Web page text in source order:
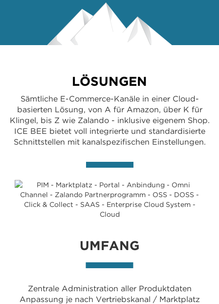
LÖSUNGEN
Sämtliche E-Commerce-Kanäle in einer Cloud-
basierten Lösung, von A für Amazon, über K für
Klingel, bis Z wie Zalando - inklusive eigenem Shop.
ICE BEE bietet voll integrierte und standardisierte
Schnittstellen mit kanalspezifischen Einstellungen.
UMFANG
Zentrale Administration aller Produktdaten
Anpassung je nach Vertriebskanal / Marktplatz